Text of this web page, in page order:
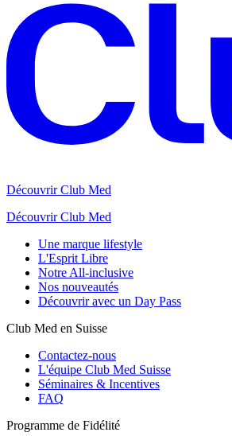
Découvrir Club Med
Découvrir Club Med
Une marque lifestyle
L'Esprit Libre
Notre All-inclusive
Nos nouveautés
Découvrir avec un Day Pass
Club Med en Suisse
Contactez-nous
L'équipe Club Med Suisse
Séminaires & Incentives
FAQ
Programme de Fidélité